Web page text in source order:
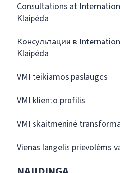
Consultations at
Klaipėda
Консультации в
Klaipėda
VMI teikiamos paslaugos
VMI kliento profilis
VMI skaitmeninė
Vienas langelis prievolėms